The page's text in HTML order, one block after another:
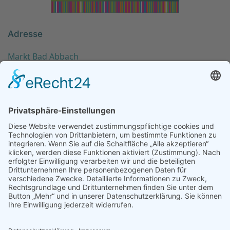
Adresse
Markt Bad Abbach
Raiffeisenstr. 72
93077 Bad Abbach
Kontakt
KOMITEE@BADABBACH-CHARBONNIERES.DE
Site partenaire